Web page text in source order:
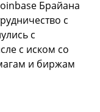
Брайана
с
с
с иском со
и биржам